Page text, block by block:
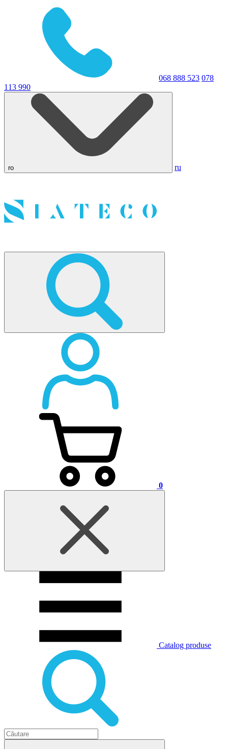
068 888 523 078
113 990
ro ru
0
Catalog produse